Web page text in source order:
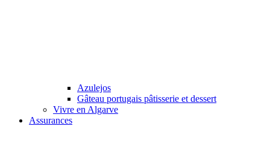
Azulejos
Gâteau portugais pâtisserie et dessert
Vivre en Algarve
Assurances